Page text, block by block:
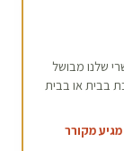
שלנו מבושל
בבית או בבית
(כל 3 הארוחות, מגיע מקורר